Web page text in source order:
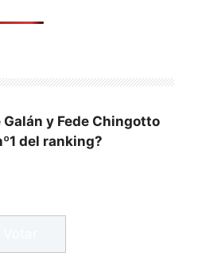
y Fede Chingotto
del ranking?